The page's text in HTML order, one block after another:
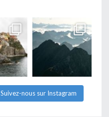
Suivez-nous sur Instagram